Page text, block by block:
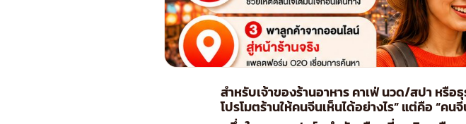
สำหรับเจ้าของร้านอาหาร คาเฟ่ นวด/สปา หรือ
โปรโมตร้านให้คนจีนเห็นได้อย่างไร” แต่คือ “ค